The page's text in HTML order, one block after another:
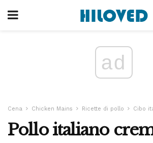
ad
Cena Chicken Mains Ricette di pollo Cibo
Pollo italiano